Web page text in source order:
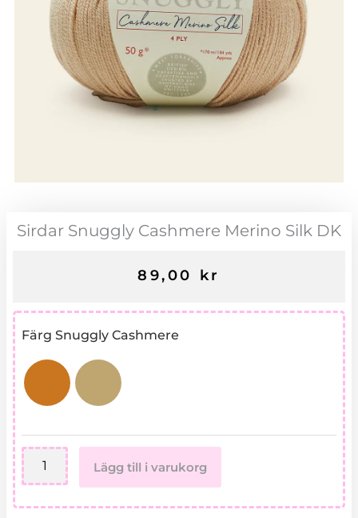
Sirdar Snuggly Cashmere Merino Silk DK
89,00 kr
Färg Snuggly Cashmere
Sirdar
Snuggly
Cashmere
Merino
Silk
mängd
Lägg till i varukorg